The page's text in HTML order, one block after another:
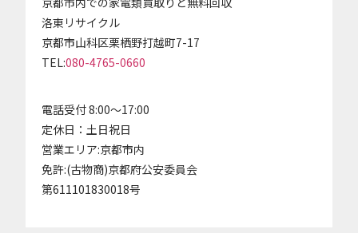
洛東リサイクル
京都市山科区栗栖野打越町7-17
TEL:080-4765-0660
電話受付 8:00～17:00
定休日：土日祝日
営業エリア:京都市内
免許:(古物商)京都府公安委員会
第611101830018号